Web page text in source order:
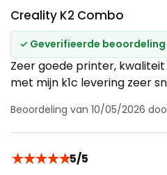
Creality K2 Combo
✓ Geverifieerde beoordeling
Zeer goede printer,
met mijn k1c levering zeer
Beoordeling van 10/05/2026
★★★★★5/5